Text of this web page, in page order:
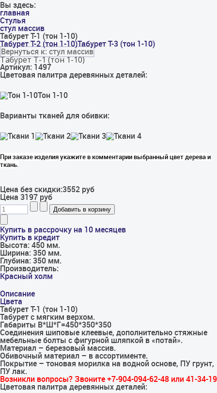
Вы здесь:
главная
Стулья
стул массив
Табурет Т-1 (тон 1-10)
Табурет Т-2 (тон 1-10)Табурет Т-3 (тон 1-10)
Вернуться к: стул массив
Табурет Т-1 (тон 1-10)
Артикул: 1497
Цветовая палитра деревянных деталей:
Тон 1-10
Варианты тканей для обивки:
При заказе изделия укажите в комментарии выбранный цвет дерева и
ткань.
Цена без скидки:3552 руб
Цена 3197 руб
Купить в рассрочку на 10 месяцев
Купить в кредит
Высота: 450 мм.
Ширина: 350 мм.
Глубина: 350 мм.
Производитель:
Красный холм
Описание
Цвета
Табурет Т-1 (тон 1-10)
Табурет с мягким верхом.
Габариты В*Ш*Г=450*350*350
Соединения шиповые клеевые, дополнительно стяжные
мебельные болты с фигурной шляпкой в «потай».
Материал – березовый массив.
Обивочный материал – в ассортименте.
Покрытие – тоновая морилка на водной основе, ПУ грунт,
ПУ лак.
Возникли вопросы? Звоните +7-904-094-62-48 или 41-34-19
Цветовая палитра деревянных деталей: